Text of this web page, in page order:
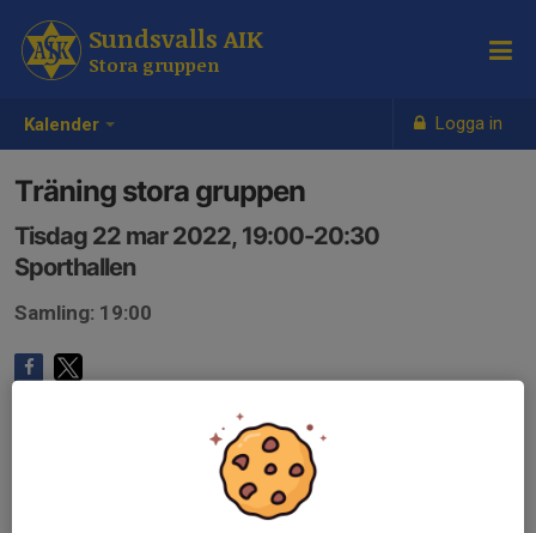
Kalender Logga in
Sundsvalls AIK
Stora gruppen
Träning stora gruppen
Tisdag 22 mar 2022, 19:00-20:30
Sporthallen
Samling: 19:00